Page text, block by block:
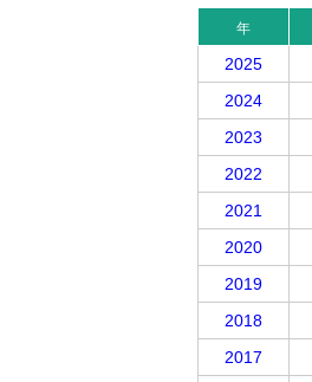
年
2025
2024
2023
2022
2021
2020
2019
2018
2017